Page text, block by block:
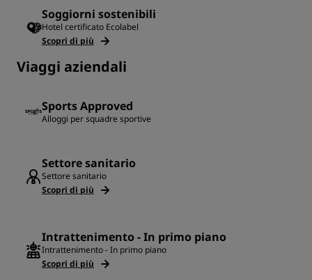
Soggiorni sostenibili
Hotel certificato Ecolabel
Scopri di più
Viaggi aziendali
Sports Approved
Alloggi per squadre sportive
Settore sanitario
Settore sanitario
Scopri di più
Intrattenimento - In primo piano
Intrattenimento - In primo piano
Scopri di più